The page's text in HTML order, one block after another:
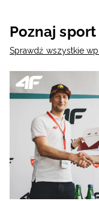
Poznaj
Sprawdź wszystkie